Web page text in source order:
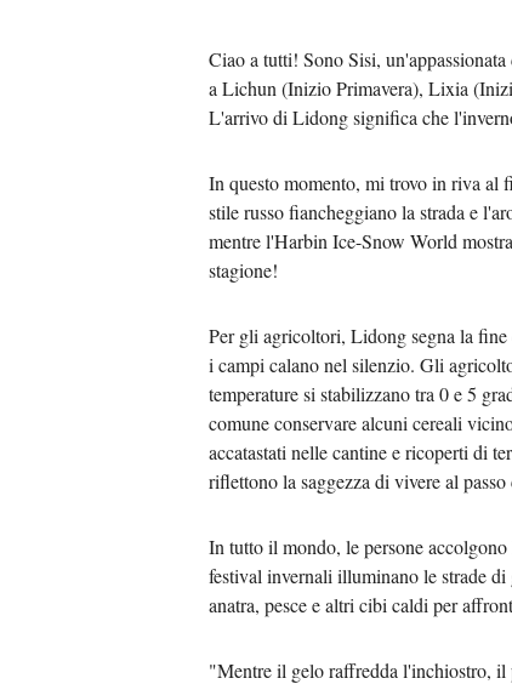
Ciao a tutti! Sono Sisi,
a Lichun (Inizio Primavera), Lixia
L'arrivo di Lidong significa che
In questo momento, mi trovo in riva
stile russo fiancheggiano la strada e
mentre l'Harbin Ice-Snow World
stagione!
Per gli agricoltori, Lidong segna la
i campi calano nel silenzio. Gli
temperature si stabilizzano tra 0 e 5
comune conservare alcuni cereali
accatastati nelle cantine e ricoperti di
riflettono la saggezza di vivere al
In tutto il mondo, le persone
festival invernali illuminano le strade
anatra, pesce e altri cibi caldi per
"Mentre il gelo raffredda l'inchiostro, il